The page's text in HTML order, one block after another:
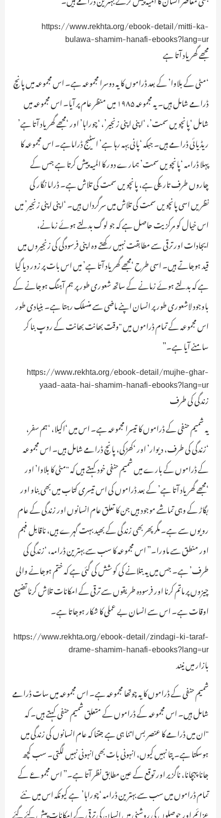
https://www.rekhta.org/ebook-detail/mitti-ka-
bulawa-shamim-hanafi-ebooks?lang=ur
مجھے گھر یاد آتا ہے
‘مٹی کے بلاوا’ کے بعد ڈراموں کا یہ دوسرا مجموعہ ہے۔ اس مجموعہ میں پانچ
ڈرامے شامل ہیں۔ یہ مجموعہ ۱۹۸۵ میں منظر عام پر آیا۔ اس مجموعہ میں
شامل ‘پانچویں سمت’، ‘اپنی اپنی زنجیر’، ‘چوراہا’ اور ‘مجھے گھر یاد آتا ہے’
ریڈیائی ڈرامے ہیں۔ جبکہ ‘پانی بہہ رہا ہے’ اسٹیج ڈراماہے۔ اس مجموعہ کا
پہلا ڈرامہ ‘پانچویں سمت’ ہمارے دور کا المیہ پیش کرتا ہے جس کے
چاروں طرف تاریکی ہے، پانچویں سمت کی تلاش ہے۔ ڈراما نگار کی
نظریں اسی پانچویں سمت کی تلاش میں سرگرداں ہیں۔ ‘اپنی اپنی زنجیر’ میں
اس خیال کو مرکزیت حاصل ہے کہ جو لوگ بدلتے ہوئے زمانے،
ایجادات اور ترقی سے مطابقت نہیں رکھتے وہ اپنی فرسودگی کی زنجیروں میں
قید ہوجاتے ہیں۔ اسی طرح ‘مجھے گھر یاد آتا ہے’ میں اس بات پر زور دیا گیا
ہے کہ بدلتے ہوئے زمانے کے ساتھ شعوری طور پر ہم آہنگ ہوجانے کے
باوجود لاشعوری طور پر انسان اپنے ماضی سے منسلک رہتا ہے۔ بنیادی طور
اس مجموعہ کے تمام ڈراموں میں "وقت بھانت بھانت کے روپ بنا کر
سامنے آیا ہے۔”
https://www.rekhta.org/ebook-detail/mujhe-ghar-
yaad-aata-hai-shamim-hanafi-ebooks?lang=ur
زندگی کی طرف
یہ شمیم حنفی کے ڈراموں کا تیسرا مجموعہ ہے۔ اس میں ‘اکیلا، ‘ہم سفر،
‘زندگی کی طرف، دیوار’ اور ‘کھڑکی، پانچ ڈرامے شامل ہیں۔ اس مجموعہ
کے ڈراموں کے بارے میں شمیم حنفی خود کہتے ہیں کہ "مٹی کا بلاوا’ اور
‘مجھے گھر یاد آتا ہے’ کے بعد ڈراموں کی اس تیسری کتاب میں بھی بناو اور
بگاڑ کے وہی تماشے موجود ہیں جن کا تعلق عام انسانوں اور زندگی کے عام
رویوں سے ہے۔ مگر پھر بھی زندگی کے بھید بہت گہرے ہیں، ناقابل فہم
اور منطق سے ماورا۔” اس مجموعہ کا سب سے بہترین ڈرامہ، ‘زندگی کی
طرف’ ہے۔ جس میں یہ بتلانے کی کوشش کی گئی ہے کہ ختم ہوجانے والی
چیزوں پر ماتم کرنا اور فرسودہ طریقوں سے ترقی کے امکانات تلاش کرنا تضیع
اوقات ہے۔ اس سے انسان بے عملی کا شکار ہوجاتا ہے۔
https://www.rekhta.org/ebook-detail/zindagi-ki-taraf-
drame-shamim-hanafi-ebooks?lang=ur
بازار میں نیند
شمیم حنفی کے ڈراموں کا یہ چوتھا مجموعہ ہے۔ اس مجموعہ میں سات ڈرامے
شامل ہیں۔ اس مجموعہ کے ڈراموں کے متعلق شمیم حنفی کہتے ہیں۔ کہ
"ان میں ڈرامے کا عنصر بس اتنا ہی ہے جتنا کہ عام انسانوں کی زندگی میں
ہوسکتا ہے۔ پتا نہیں کیوں، انہونی بات بھی انہونی نہیں لگتی۔ سب کچھ
جانا پہچانا، ناگزیر اور توقع کے عین مطابق نظر آتا ہے۔” اس مجموعے کے
تمام ڈراموں میں سب سے بہترین ڈرامہ ‘چوراہا’ ہے کیونکہ اس میں نئے
عزائم اور حوصلوں کی روشنی میں انسان کی ترقی کے امکانات پیش کئے گئے